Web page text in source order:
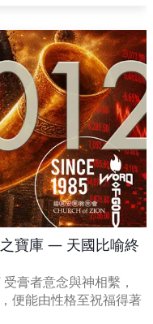
寶庫 — 天國比喻終
膏者意念與神相繫，
便能由性格至祝福得著